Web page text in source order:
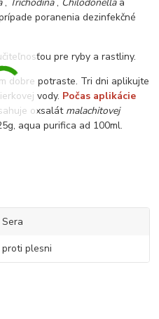
poranenia dezinfekčné
pre ryby a rastliny.
dobre potraste. Tri dni aplikujte
vody. Počas aplikácie
oxsalát malachitovej
aqua purifica ad 100ml.
Sera
proti plesni